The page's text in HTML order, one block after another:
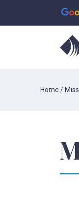
Home /